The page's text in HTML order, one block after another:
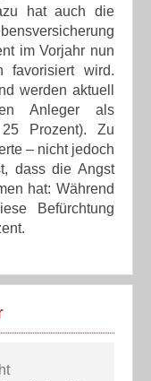
hat auch die
im Vorjahr nun
favorisiert wird.
werden aktuell
Anleger als
25 Prozent). Zu
– nicht jedoch
dass die Angst
hat: Während
Befürchtung